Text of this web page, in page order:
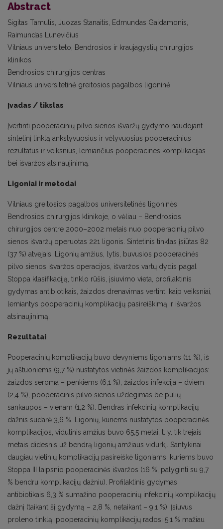
Abstract
Sigitas Tamulis, Juozas Stanaitis, Edmundas Gaidamonis,
Raimundas Lunevičius
Vilniaus universiteto, Bendrosios ir kraujagyslių chirurgijos
klinikos
Bendrosios chirurgijos centras
Vilniaus universitetinė greitosios pagalbos ligoninė
Įvadas / tikslas
Įvertinti pooperacinių pilvo sienos išvaržų gydymo naudojant
sintetinį tinklą ankstyvuosius ir vėlyvuosius pooperacinius
rezultatus ir veiksnius, lemiančius pooperacines komplikacijas
bei išvaržos atsinaujinimą.
Ligoniai ir metodai
Vilniaus greitosios pagalbos universitetinės ligoninės
Bendrosios chirurgijos klinikoje, o vėliau – Bendrosios
chirurgijos centre 2000–2002 metais nuo pooperacinių pilvo
sienos išvaržų operuotas 221 ligonis. Sintetinis tinklas įsiūtas 82
(37 %) atvejais. Ligonių amžius, lytis, buvusios pooperacinės
pilvo sienos išvaržos operacijos, išvaržos vartų dydis pagal
Stoppa klasifikaciją, tinklo rūšis, įsiuvimo vieta, profilaktinis
gydymas antibiotikais, žaizdos drenavimas vertinti kaip veiksniai,
lemiantys pooperacinių komplikacijų pasireiškimą ir išvaržos
atsinaujinimą.
Rezultatai
Pooperacinių komplikacijų buvo devyniems ligoniams (11 %), iš
jų aštuoniems (9,7 %) nustatytos vietinės žaizdos komplikacijos:
žaizdos seroma – penkiems (6,1 %), žaizdos infekcija – dviem
(2,4 %), pooperacinis pilvo sienos uždegimas be pūlių
sankaupos – vienam (1,2 %). Bendras infekcinių komplikacijų
dažnis sudarė 3,6 %. Ligonių, kuriems nustatytos pooperacinės
komplikacijos, vidutinis amžius buvo 65,5 metai, t. y. tik trejais
metais didesnis už bendrą ligonių amžiaus vidurkį. Santykinai
daugiau vietinių komplikacijų pasireiškė ligoniams, kuriems buvo
Stoppa III laipsnio pooperacinės išvaržos (16 %, palyginti su 9,7
% bendru komplikacijų dažniu). Profilaktinis gydymas
antibiotikais 6,3 % sumažino pooperacinių infekcinių komplikacijų
dažnį (taikant šį gydymą – 2,8 %, netaikant – 9,1 %). Įsiuvus
proleno tinklą, pooperacinių komplikacijų radosi 5,1 % mažiau